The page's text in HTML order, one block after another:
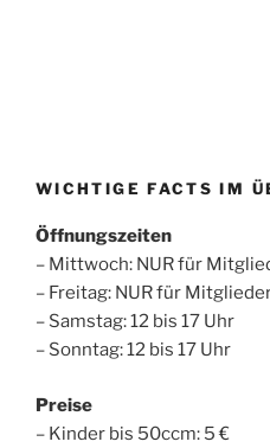
WICHTIGE FACTS IM
Öffnungszeiten
– Mittwoch: NUR für
– Freitag: NUR für
– Samstag: 12 bis 17 Uhr
– Sonntag: 12 bis 17 Uhr
Preise
– Kinder bis 50ccm: 5 €